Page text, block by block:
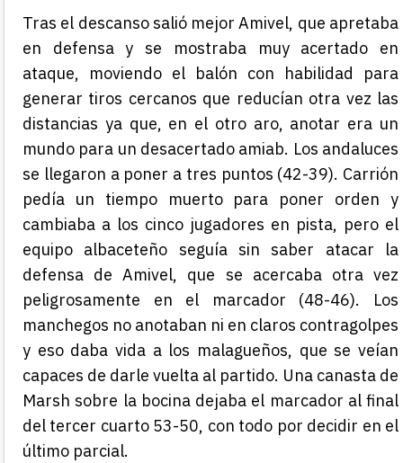
Tras el descanso salió mejor Amivel, que apretaba
en defensa y se mostraba muy acertado en
ataque, moviendo el balón con habilidad para
generar tiros cercanos que reducían otra vez las
distancias ya que, en el otro aro, anotar era un
mundo para un desacertado amiab. Los andaluces
se llegaron a poner a tres puntos (42-39). Carrión
pedía un tiempo muerto para poner orden y
cambiaba a los cinco jugadores en pista, pero el
equipo albaceteño seguía sin saber atacar la
defensa de Amivel, que se acercaba otra vez
peligrosamente en el marcador (48-46). Los
manchegos no anotaban ni en claros contragolpes
y eso daba vida a los malagueños, que se veían
capaces de darle vuelta al partido. Una canasta de
Marsh sobre la bocina dejaba el marcador al final
del tercer cuarto 53-50, con todo por decidir en el
último parcial.